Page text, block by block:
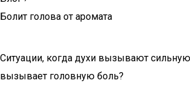
Болит голова от аромата
Ситуации, когда духи вызывают
вызывает головную боль?